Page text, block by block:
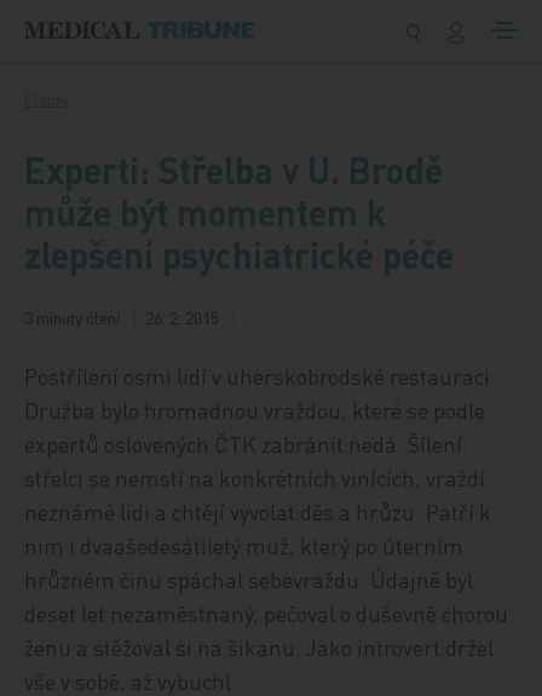
Experti: Střelba v U. Brodě
může být momentem k
zlepšení psychiatrické péče
3 minuty čtení 26. 2. 2015
Postřílení osmi lidí v uherskobrodské restauraci
Družba bylo hromadnou vraždou, které se podle
expertů oslovených ČTK zabránit nedá. Šílení
střelci se nemstí na konkrétních vinících, vraždí
neznámé lidi a chtějí vyvolat děs a hrůzu. Patří k
nim i dvaašedesátiletý muž, který po úterním
hrůzném činu spáchal sebevraždu. Údajně byl
deset let nezaměstnaný, pečoval o duševně chorou
ženu a stěžoval si na šikanu. Jako introvert držel
vše v sobě, až vybuchl.